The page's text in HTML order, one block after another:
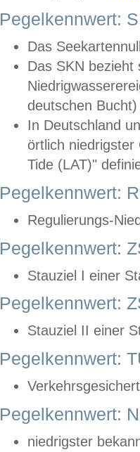
Pegelkennwert:
Das
Das SKN
deutschen
In Deutschland
örtlich
Tide (LAT)"
Pegelkennwert:
Regulierungs-
Pegelkennwert:
Stauziel I einer
Pegelkennwert:
Stauziel II einer
Pegelkennwert:
Pegelkennwert:
niedrigster